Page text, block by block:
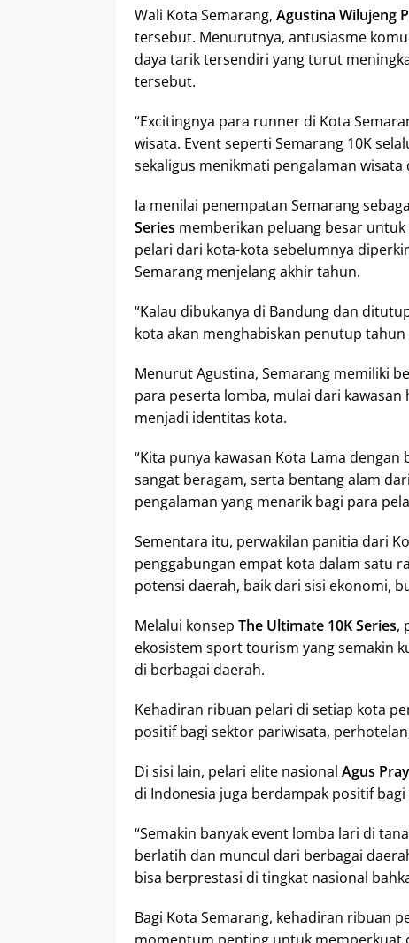
Wali Kota Semarang, Agustina Wilujeng
tersebut. Menurutnya, antusiasme
daya tarik tersendiri yang turut
tersebut.
“Excitingnya para runner di Kota
wisata. Event seperti Semarang 10K
sekaligus menikmati pengalaman wisata
Ia menilai penempatan Semarang
Series memberikan peluang besar
pelari dari kota-kota sebelumnya
Semarang menjelang akhir tahun.
“Kalau dibukanya di Bandung dan
kota akan menghabiskan penutup tahun
Menurut Agustina, Semarang memiliki
para peserta lomba, mulai dari
menjadi identitas kota.
“Kita punya kawasan Kota Lama
sangat beragam, serta bentang alam
pengalaman yang menarik bagi para
Sementara itu, perwakilan panitia dari
penggabungan empat kota dalam satu
potensi daerah, baik dari sisi ekonomi,
Melalui konsep The Ultimate 10K Series,
ekosistem sport tourism yang semakin
di berbagai daerah.
Kehadiran ribuan pelari di setiap kota
positif bagi sektor pariwisata,
Di sisi lain, pelari elite nasional Agus
di Indonesia juga berdampak positif
“Semakin banyak event lomba lari di
berlatih dan muncul dari berbagai
bisa berprestasi di tingkat nasional
Bagi Kota Semarang, kehadiran ribuan